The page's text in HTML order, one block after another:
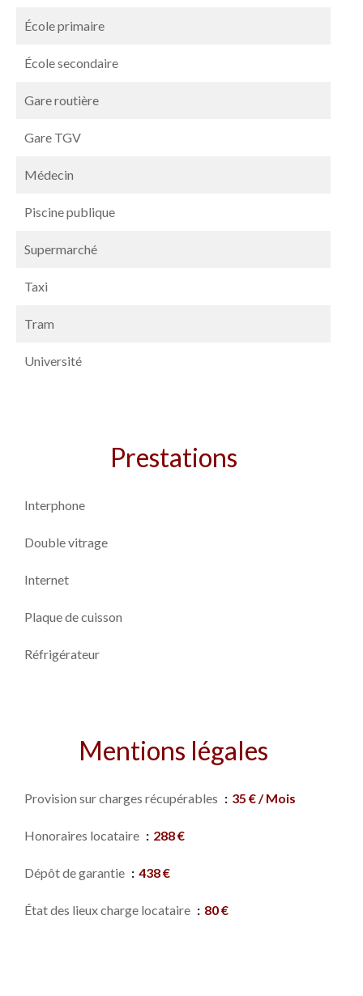
École primaire
École secondaire
Gare routière
Gare TGV
Médecin
Piscine publique
Supermarché
Taxi
Tram
Université
Prestations
Interphone
Double vitrage
Internet
Plaque de cuisson
Réfrigérateur
Mentions légales
Provision sur charges récupérables 35 € / Mois
Honoraires locataire 288 €
Dépôt de garantie 438 €
État des lieux charge locataire 80 €